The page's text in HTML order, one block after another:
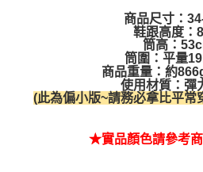
商品尺寸：
鞋跟高度：
筒高：
筒圍：平量
商品重量：約
使用材質：彈
(此為偏小版~請務必拿比平常
★實品顏色請參考